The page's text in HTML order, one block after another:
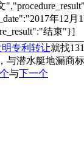
年12
结束"}]
明专利转让就找
潜水艇地漏商
与下一个